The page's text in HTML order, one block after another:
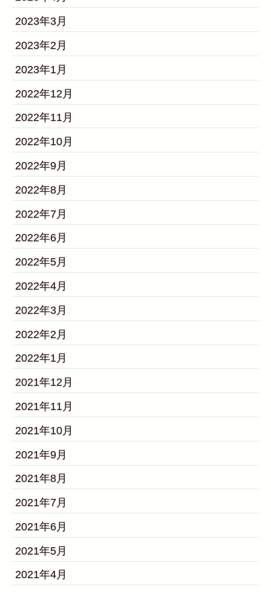
2023年3月
2023年2月
2023年1月
2022年12月
2022年11月
2022年10月
2022年9月
2022年8月
2022年7月
2022年6月
2022年5月
2022年4月
2022年3月
2022年2月
2022年1月
2021年12月
2021年11月
2021年10月
2021年9月
2021年8月
2021年7月
2021年6月
2021年5月
2021年4月